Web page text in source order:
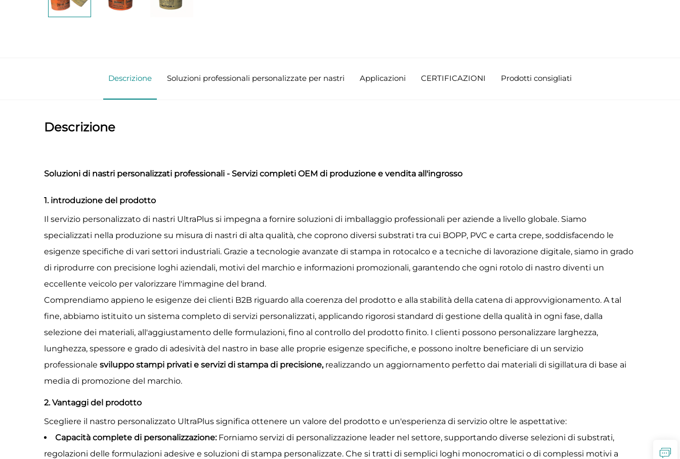
Descrizione Soluzioni professionali personalizzate per nastri Applicazioni CERTIFICAZIONI Prodotti consigliati
Descrizione
Soluzioni di nastri personalizzati professionali - Servizi completi OEM di produzione e vendita all'ingrosso
1. introduzione del prodotto
Il servizio personalizzato di nastri UltraPlus si impegna a fornire soluzioni di imballaggio professionali per aziende a livello globale. Siamo
specializzati nella produzione su misura di nastri di alta qualità, che coprono diversi substrati tra cui BOPP, PVC e carta crepe, soddisfacendo le
esigenze specifiche di vari settori industriali. Grazie a tecnologie avanzate di stampa in rotocalco e a tecniche di lavorazione digitale, siamo in grado
di riprodurre con precisione loghi aziendali, motivi del marchio e informazioni promozionali, garantendo che ogni rotolo di nastro diventi un
eccellente veicolo per valorizzare l'immagine del brand.
Comprendiamo appieno le esigenze dei clienti B2B riguardo alla coerenza del prodotto e alla stabilità della catena di approvvigionamento. A tal
fine, abbiamo istituito un sistema completo di servizi personalizzati, applicando rigorosi standard di gestione della qualità in ogni fase, dalla
selezione dei materiali, all'aggiustamento delle formulazioni, fino al controllo del prodotto finito. I clienti possono personalizzare larghezza,
lunghezza, spessore e grado di adesività del nastro in base alle proprie esigenze specifiche, e possono inoltre beneficiare di un servizio
professionale sviluppo stampi privati e servizi di stampa di precisione, realizzando un aggiornamento perfetto dai materiali di sigillatura di base ai
media di promozione del marchio.
2. Vantaggi del prodotto
Scegliere il nastro personalizzato UltraPlus significa ottenere un valore del prodotto e un'esperienza di servizio oltre le aspettative:
Capacità complete di personalizzazione: Forniamo servizi di personalizzazione leader nel settore, supportando diverse selezioni di substrati,
regolazioni delle formulazioni adesive e soluzioni di stampa personalizzate. Che si tratti di semplici loghi monocromatici o di complessi motivi a